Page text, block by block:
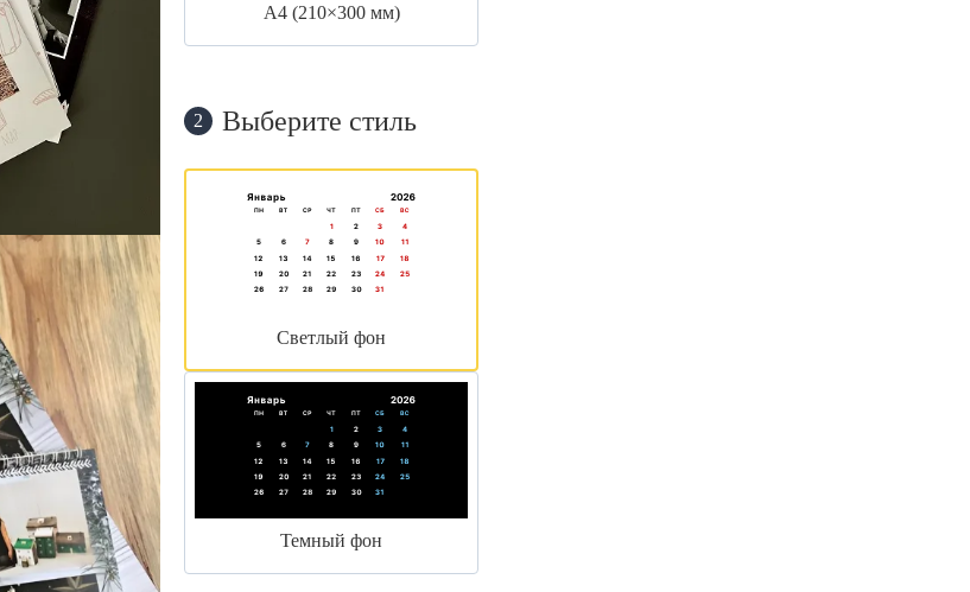
А4 (210×300 мм)
2 Выберите стиль
Светлый фон
Темный фон